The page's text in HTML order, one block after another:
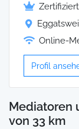
Online-
Profil
Mediatoren
von 33 km